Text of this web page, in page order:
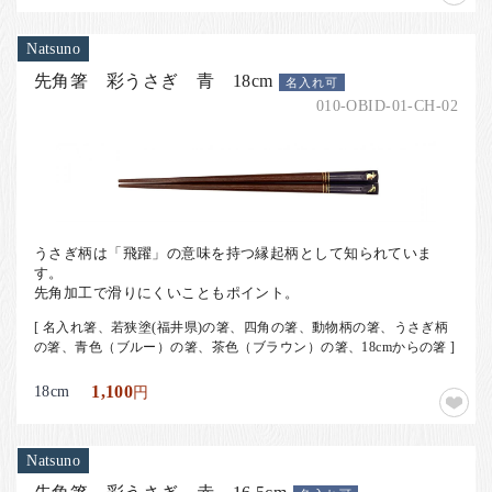
Natsuno
先角箸 彩うさぎ 青 18cm 名入れ可
010-OBID-01-CH-02
うさぎ柄は「飛躍」の意味を持つ縁起柄として知られていま
す。
先角加工で滑りにくいこともポイント。
[ 名入れ箸、若狭塗(福井県)の箸、四角の箸、動物柄の箸、うさぎ柄
の箸、青色（ブルー）の箸、茶色（ブラウン）の箸、18cmからの箸 ]
18cm 1,100円
Natsuno